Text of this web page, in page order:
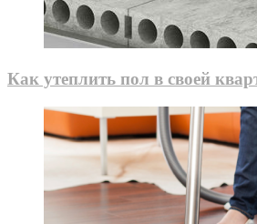
Как утеплить пол в своей